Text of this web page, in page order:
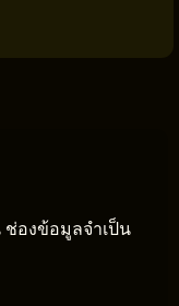
ช่องข้อมูลจำเป็น